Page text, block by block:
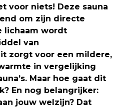
voor niets! Deze sauna
om zijn directe
lichaam wordt
van
zorgt voor een mildere,
in vergelijking
Maar hoe gaat dit
En nog belangrijker:
jouw welzijn? Dat